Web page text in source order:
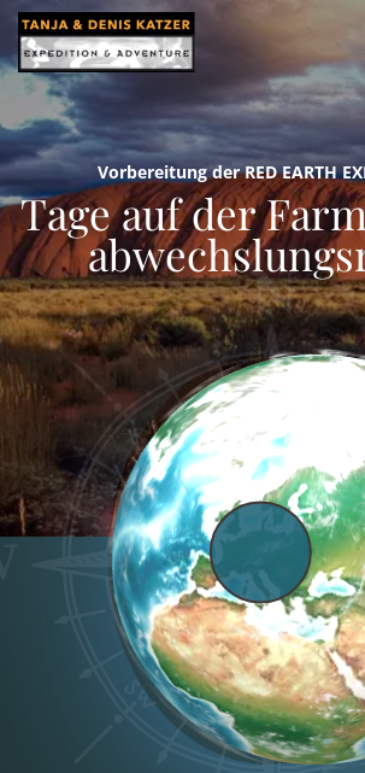
Vorbereitung der RED EARTH
Tage auf der